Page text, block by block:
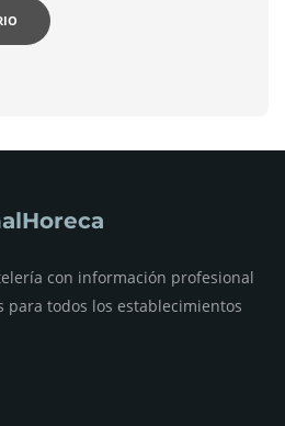
con información profesional
para todos los establecimientos